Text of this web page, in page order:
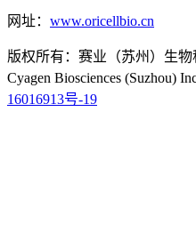
网址： www.oricellbio.cn
版权所有：赛业（苏州）生物
Cyagen Biosciences (Suzhou)
16016913号-19